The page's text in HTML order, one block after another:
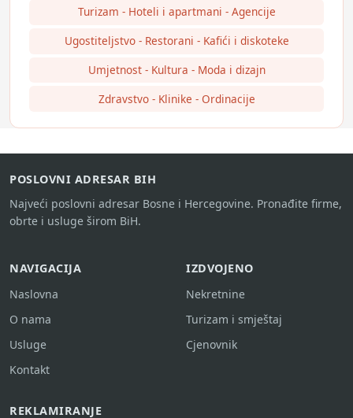
Turizam - Hoteli i apartmani - Agencije
Ugostiteljstvo - Restorani - Kafići i diskoteke
Umjetnost - Kultura - Moda i dizajn
Zdravstvo - Klinike - Ordinacije
POSLOVNI ADRESAR BIH
Najveći poslovni adresar Bosne i Hercegovine. Pronađite firme,
obrte i usluge širom BiH.
NAVIGACIJA
Naslovna
O nama
Usluge
Kontakt
IZDVOJENO
Nekretnine
Turizam i smještaj
Cjenovnik
REKLAMIRANJE